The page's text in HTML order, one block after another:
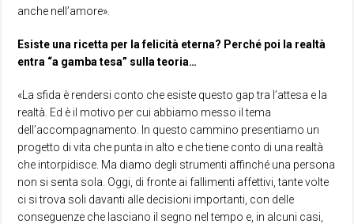
anche nell’amore».
Esiste una ricetta per la felicità eterna? Perché poi la realtà
entra “a gamba tesa” sulla teoria…
«La sfida è rendersi conto che esiste questo gap tra l’attesa e la
realtà. Ed è il motivo per cui abbiamo messo il tema
dell’accompagnamento. In questo cammino presentiamo un
progetto di vita che punta in alto e che tiene conto di una realtà
che intorpidisce. Ma diamo degli strumenti affinché una persona
non si senta sola. Oggi, di fronte ai fallimenti affettivi, tante volte
ci si trova soli davanti alle decisioni importanti, con delle
conseguenze che lasciano il segno nel tempo e, in alcuni casi,